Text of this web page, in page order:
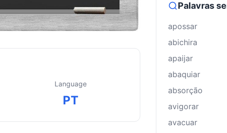
Language
PT
Palavras
apossar
abichira
apaijar
abaquiar
absorção
avigorar
avacuar